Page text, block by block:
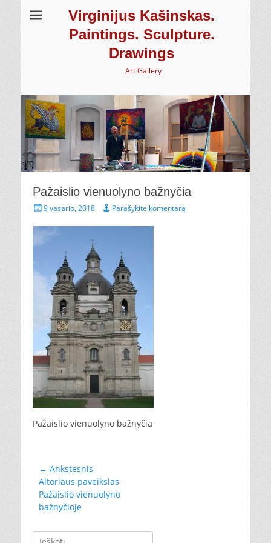
Virginijus Kašinskas.
Paintings. Sculpture.
Drawings
Art Gallery
Pažaislio vienuolyno bažnyčia
Paskelbta
9 vasario, 2018 Parašykite komentarą
Pažaislio vienuolyno bažnyčia
Navigacija
tarp
įrašų
← Ankstesnis
Ankstesnis
įrašas:
Altoriaus paveikslas
Pažaislio vienuolyno
bažnyčioje
Ieškoti: